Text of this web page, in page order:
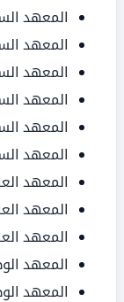
المعهد
المعهد
المعهد
المعهد
المعهد
المعهد
المعهد
المعهد
المعهد
المعهد
المعهد